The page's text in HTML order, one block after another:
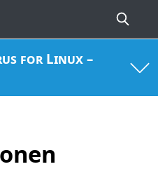
for Linux –